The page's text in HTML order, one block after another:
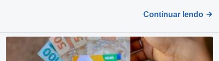
Continuar lendo